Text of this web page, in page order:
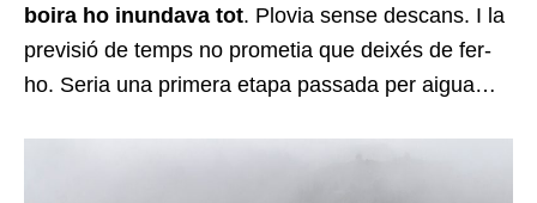
boira ho inundava tot. Plovia sense descans. I la
previsió de temps no prometia que deixés de fer-
ho. Seria una primera etapa passada per aigua…